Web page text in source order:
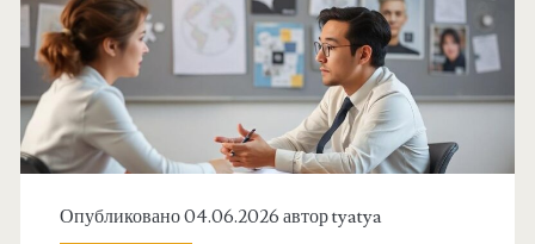
Опубликовано 04.06.2026 авторtyatya